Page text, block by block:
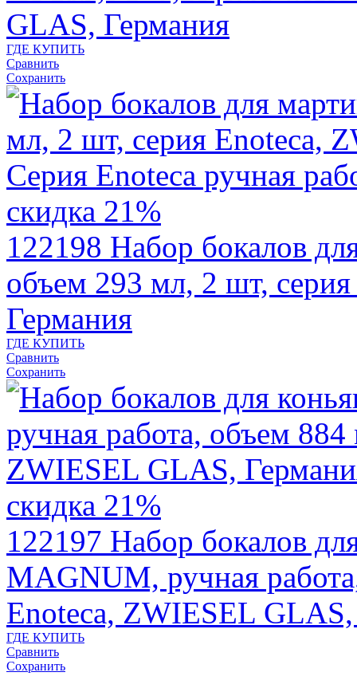
GLAS, Германия
ГДЕ КУПИТЬ
Сравнить
Сохранить
скидка 21%
122198 Набор бокалов
объем 293 мл, 2 шт,
Германия
ГДЕ КУПИТЬ
Сравнить
Сохранить
скидка 21%
122197 Набор бокалов
MAGNUM, ручная
Enoteca, ZWIESEL
ГДЕ КУПИТЬ
Сравнить
Сохранить